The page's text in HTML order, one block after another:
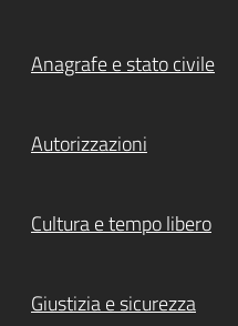
Anagrafe e stato civile
Autorizzazioni
Cultura e tempo libero
Giustizia e sicurezza